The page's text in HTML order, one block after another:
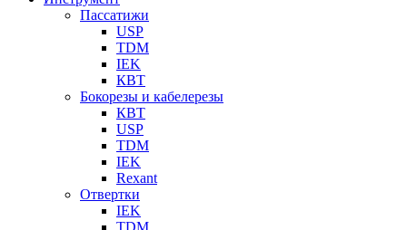
Пассатижи
USP
TDM
IEK
КВТ
Бокорезы и кабелерезы
КВТ
USP
TDM
IEK
Rexant
Отвертки
IEK
TDM